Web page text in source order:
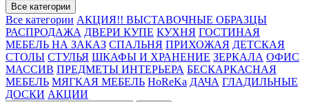
Все категории
Все категории АКЦИЯ!! ВЫСТАВОЧНЫЕ ОБРАЗЦЫ
РАСПРОДАЖА ДВЕРИ КУПЕ КУХНЯ ГОСТИНАЯ
МЕБЕЛЬ НА ЗАКАЗ СПАЛЬНЯ ПРИХОЖАЯ ДЕТСКАЯ
СТОЛЫ СТУЛЬЯ ШКАФЫ И ХРАНЕНИЕ ЗЕРКАЛА ОФИС
МАССИВ ПРЕДМЕТЫ ИНТЕРЬЕРА БЕСКАРКАСНАЯ
МЕБЕЛЬ МЯГКАЯ МЕБЕЛЬ HoReKa ДАЧА ГЛАДИЛЬНЫЕ
ДОСКИ АКЦИИ